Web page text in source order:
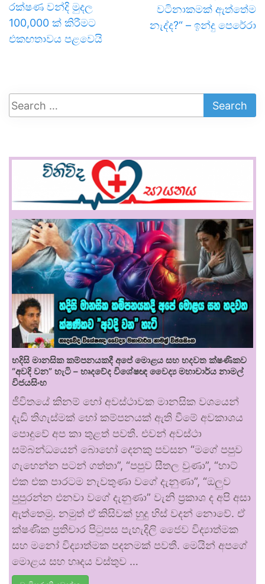
රක්ෂණ වන්දි මුදල
100,000 ක් කිරීමට
එකඟතාවය පළවෙයි
වටිනාකමක් ඇත්තේම
නැද්ද?“ – ඉන්දු පෙරේරා
හදිසි මානසික කම්පනයකදී අපේ මොළය සහ හදවත ක්ෂණිකව
“අවදි වන” හැටි – හෘදවේද විශේෂඥ වෛද්‍ය මහාචාර්ය නාමල්
විජයසිංහ
ජීවිතයේ කිනම් හෝ අවස්ථාවක මානසික වශයෙන්
දැඩි තිගැස්මක් හෝ කම්පනයක් ඇති වීමේ අවකාශය
පොදුවේ අප කා තුළත් පවතී. එවන් අවස්ථා
සම්බන්ධයෙන් බොහෝ දෙනකු පවසන “මගේ පපුව
ගැහෙන්න පටන් ගත්තා”, “පපුව සීතල වුණා”, “හාට්
එක එක පාරටම නැවතුණා වගේ දැනුණා”, “ඔලුව
පුපුරන්න එනවා වගේ දැනුණා” වැනි ප්‍රකාශ ද අපි අසා
ඇත්තෙමු. නමුත් ඒ කිසිවක් හුදු හිස් වදන් නොවේ. ඒ
ක්ෂණික ප්‍රතිචාර පිටුපස පැහැදිලි ජෛව විද්‍යාත්මක
සහ මනෝ විද්‍යාත්මක පදනමක් පවතී. මෙයින් අපගේ
මොළය සහ හෘදය වස්තුව …